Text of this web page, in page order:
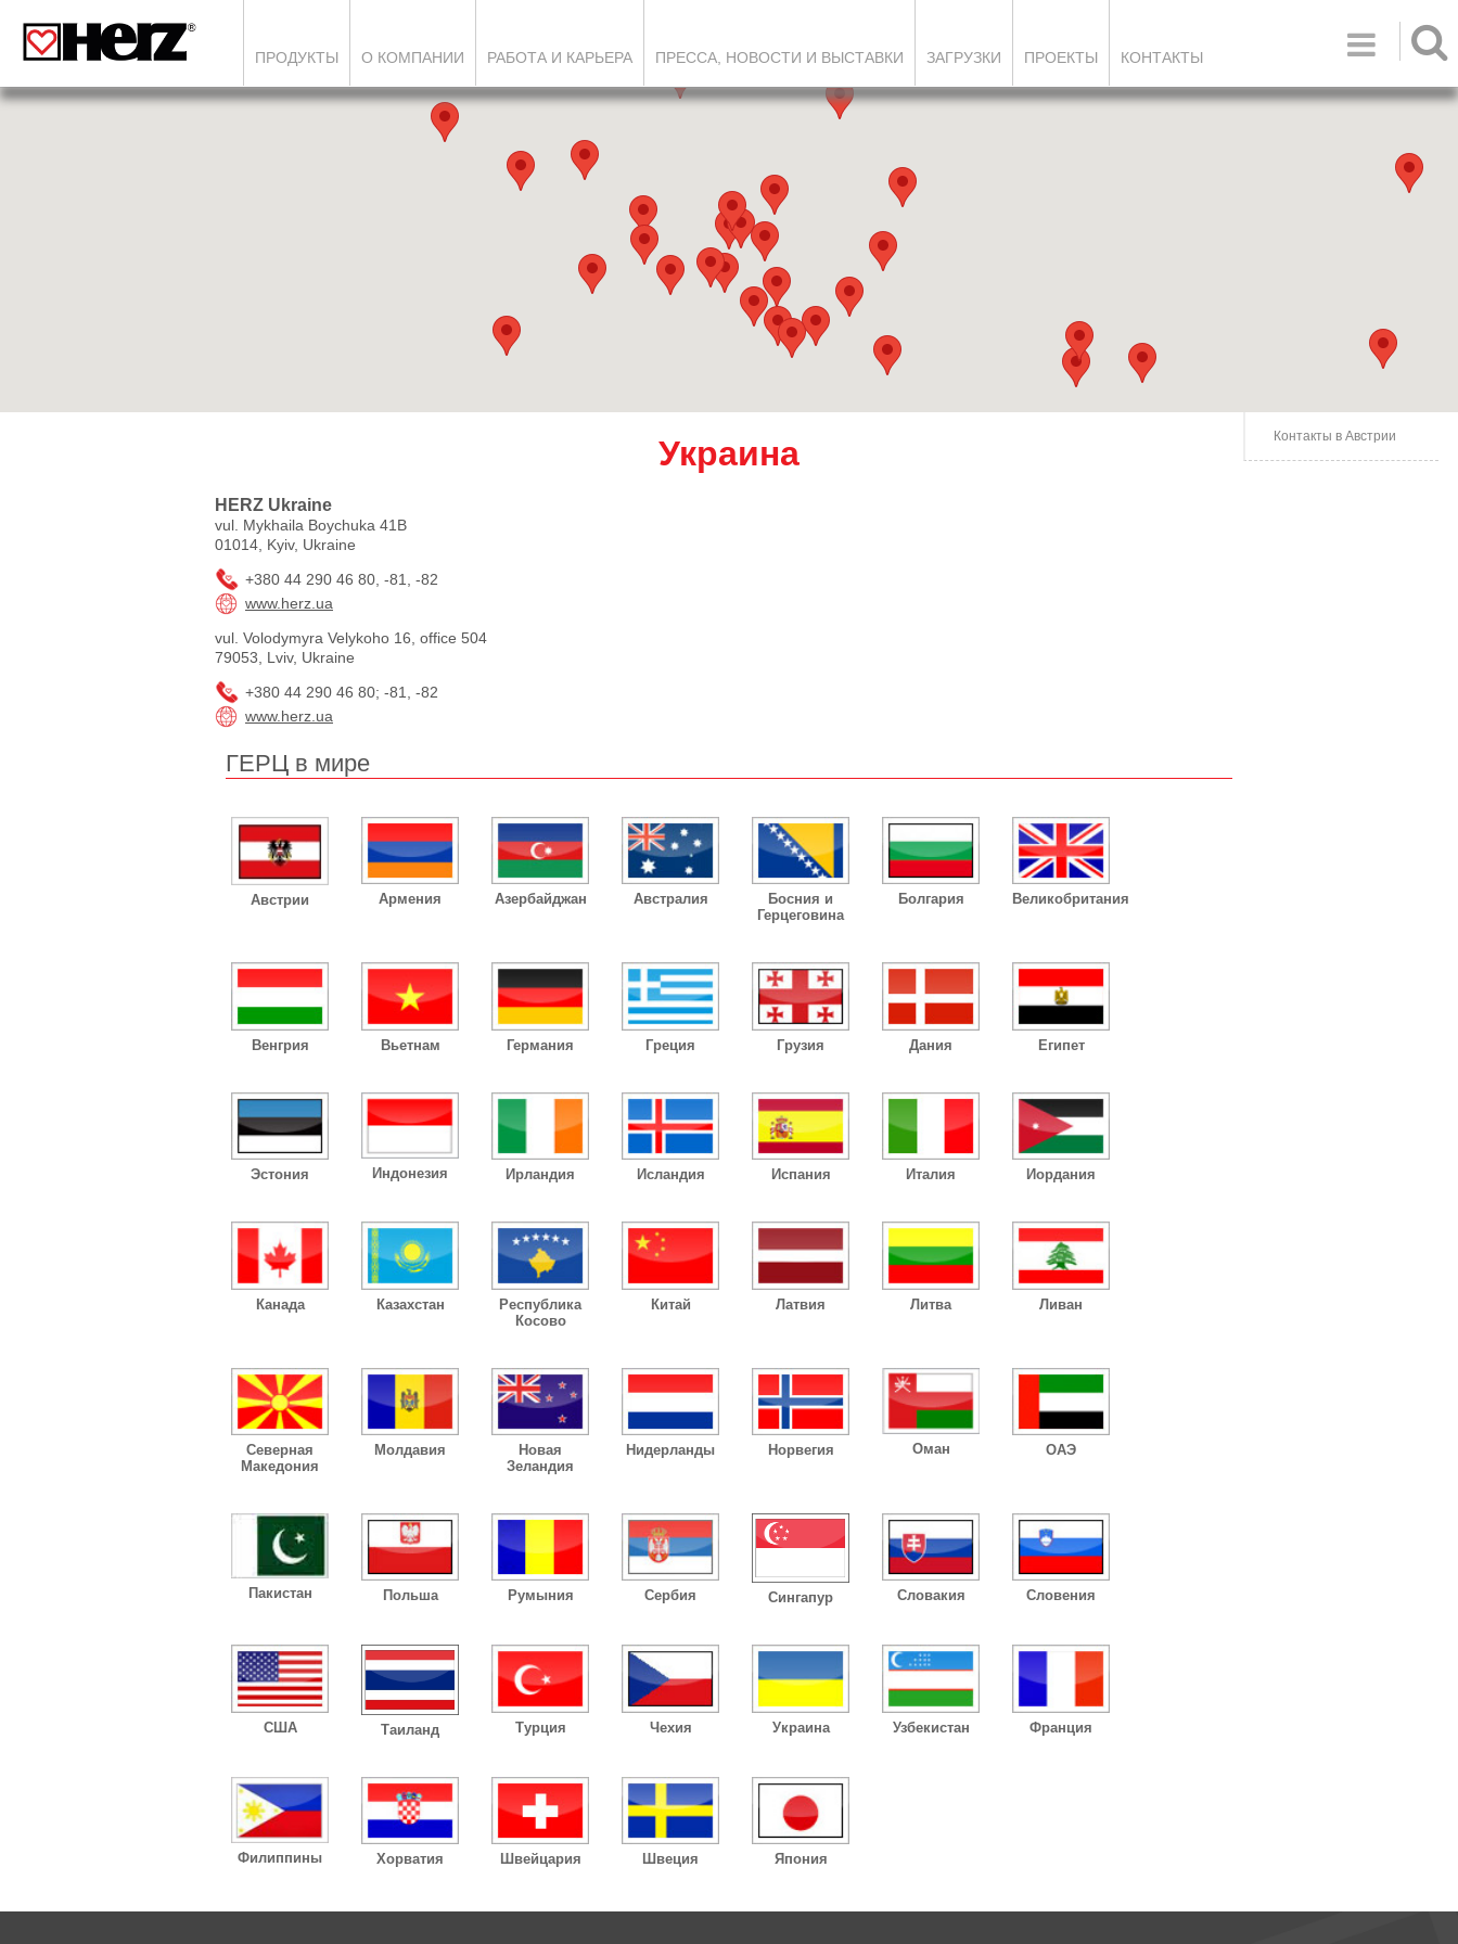

ПРОДУКТЫ О КОМПАНИИ РАБОТА И КАРЬЕРА ПРЕССА, НОВОСТИ И ВЫСТАВКИ ЗАГРУЗКИ ПРОЕКТЫ КОНТАКТЫ
Украина
HERZ Ukraine
vul. Mykhaila Boychuka 41B
01014, Kyiv, Ukraine
+380 44 290 46 80, -81, -82
www.herz.ua
vul. Volodymyra Velykoho 16, office 504
79053, Lviv, Ukraine
+380 44 290 46 80; -81, -82
www.herz.ua
ГЕРЦ в мире
Австрии Армения Азербайджан Австралия
Босния и
Герцеговина
Болгария Великобритания
Венгрия Вьетнам Германия Греция Грузия Дания Египет
Эстония Индонезия Ирландия Исландия Испания Италия Иордания
Канада Казахстан
Республика
Косово
Китай Латвия Литва Ливан
Северная
Македония
Молдавия
Новая
Зеландия
Нидерланды Норвегия Оман ОАЭ
Пакистан Польша Румыния Сербия Сингапур Словакия Словения
США Таиланд Турция Чехия Украина Узбекистан Франция
Филиппины Хорватия Швейцария Швеция Япония
Контакты в Австрии